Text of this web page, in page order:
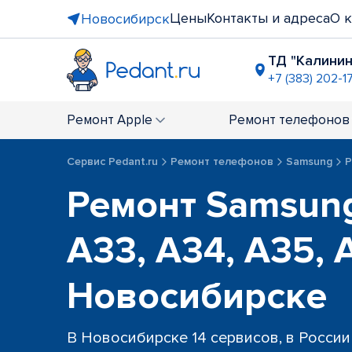
НовосибирскЦеныКонтакты и адресаО
ТД
+7 (383) 202-
+7 (383)
ТЦ
+7 (383)
+7 (383)
ост.
+7 (383)
Ремонт Apple Ремонт телефонов
Сервис Pedant.ru Ремонт телефонов Samsung
Ремонт
A33, A34, A35,
Новосибирске
В Новосибирске 14 сервисов, в